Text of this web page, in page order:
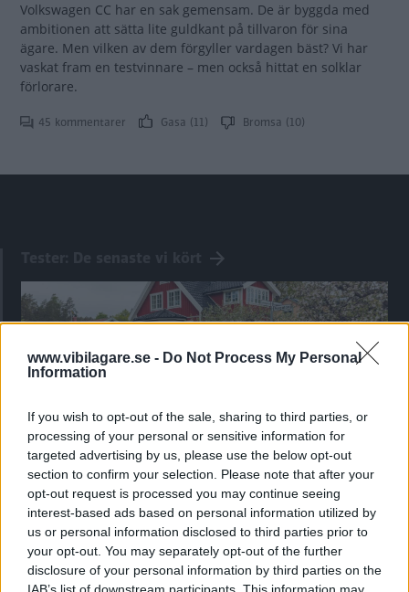
www.vibilagare.se - Do Not Process My Personal
Information
If you wish to opt-out of the sale, sharing to third parties, or
processing of your personal or sensitive information for
targeted advertising by us, please use the below opt-out
section to confirm your selection. Please note that after your
opt-out request is processed you may continue seeing
interest-based ads based on personal information utilized by
us or personal information disclosed to third parties prior to
your opt-out. You may separately opt-out of the further
disclosure of your personal information by third parties on the
Volkswagen CC har en sak gemensam. De är byggda med
ambitionen att sätta lite guldkant på tillvaron för sina
ägare. Men vilken av dem förgyller vardagen bäst? Vi har
vaskat fram en testvinnare – men också hittat en solklar
förlorare.
45 kommentarer Gasa (11) Bromsa (10)
Kia utmanar i kombiklassen – blir omkörd
av ”gamlingen”
Nykomlingen fälls av en besvärande nackdel.